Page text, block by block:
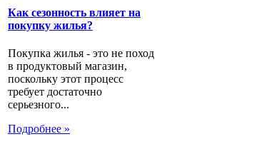
Как сезонность влияет на
покупку жилья?
Покупка жилья - это не поход
в продуктовый магазин,
поскольку этот процесс
требует достаточно
серьезного...
Подробнее »